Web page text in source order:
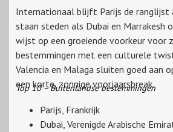
Internationaal blijft Parijs de ranglijst
staan steden als Dubai en Marrakesh
wijst op een groeiende voorkeur voor
bestemmingen met een culturele
Valencia en Malaga sluiten goed aan
een korte, zonnige voorjaarsbreak.
Top 10 – Buitenlandse bestemmingen
Parijs, Frankrijk
Dubai, Verenigde Arabische